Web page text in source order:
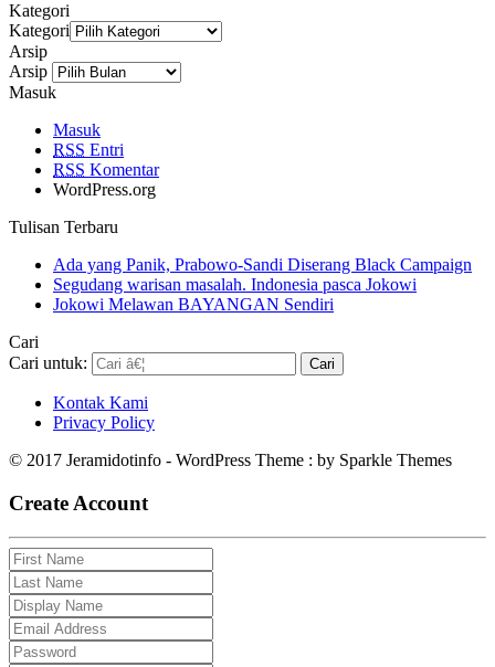
Kategori
Kategori
Arsip
Arsip
Masuk
Masuk
RSS Entri
RSS Komentar
WordPress.org
Tulisan Terbaru
Ada yang Panik, Prabowo-Sandi Diserang Black Campaign
Segudang warisan masalah. Indonesia pasca Jokowi
Jokowi Melawan BAYANGAN Sendiri
Cari
Cari untuk:
Kontak Kami
Privacy Policy
© 2017 Jeramidotinfo - WordPress Theme : by Sparkle Themes
Create Account